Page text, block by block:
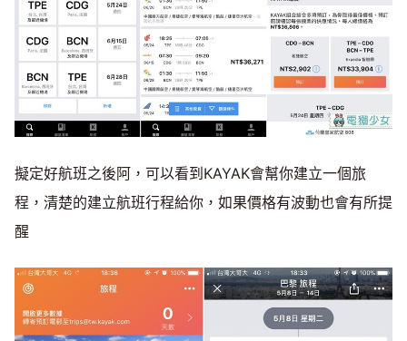
擬定好航班之後阿，可以看到KAYAK會幫你建立一個旅
程，清楚的建立航班行程給你，如果價格有波動也會有所提
醒